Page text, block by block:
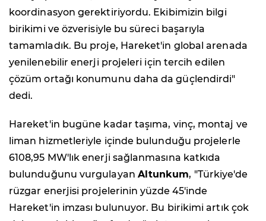
koordinasyon gerektiriyordu. Ekibimizin bilgi
birikimi ve özverisiyle bu süreci başarıyla
tamamladık. Bu proje, Hareket'in global arenada
yenilenebilir enerji projeleri için tercih edilen
çözüm ortağı konumunu daha da güçlendirdi"
dedi.
Hareket'in bugüne kadar taşıma, vinç, montaj ve
liman hizmetleriyle içinde bulunduğu projelerle
6108,95 MW'lık enerji sağlanmasına katkıda
bulunduğunu vurgulayan Altunkum, "Türkiye'de
rüzgar enerjisi projelerinin yüzde 45'inde
Hareket'in imzası bulunuyor. Bu birikimi artık çok